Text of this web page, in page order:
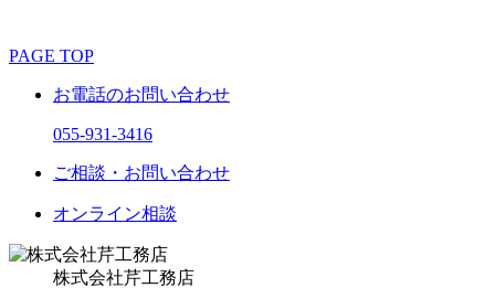
PAGE TOP
お電話のお問い合わせ
055-931-3416
ご相談・お問い合わせ
オンライン相談
株式会社芹工務店